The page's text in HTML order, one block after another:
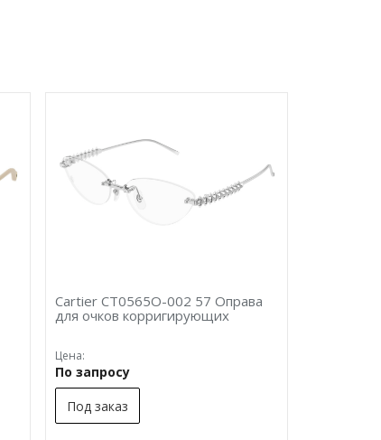
Cartier CT0565O-002 57 Оправа
для очков корригирующих
Цена:
По запросу
Под заказ